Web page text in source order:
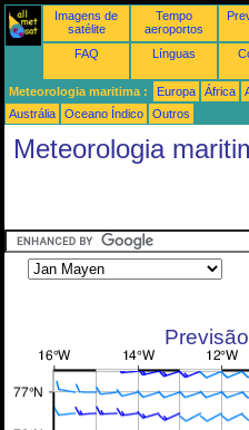
Imagens de
satélite
Tempo
aeroportos
FAQ Línguas
Meteorologia maritima : Europa África
Austrália
Oceano Índico Outros
Meteorologia